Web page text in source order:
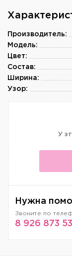
Производитель:
Модель:
Цвет:
Состав:
Ширина:
Узор:
У
Нужна
Звоните по
8 926 873